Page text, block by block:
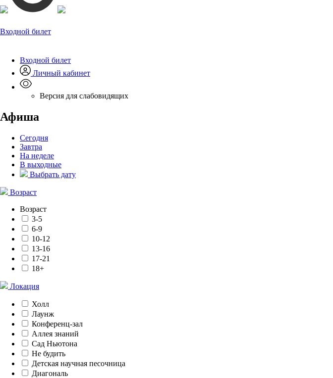
Входной билет
Входной билет
Личный кабинет
Версия для слабовидящих
Афиша
Сегодня
Завтра
На неделе
В выходные
Выбрать дату
Возраст
Возраст
3-5
6-9
10-12
13-16
17-21
18+
Локация
Холл
Лаунж
Конференц-зал
Аллея знаний
Сад Ньютона
Не будить
Детская научная песочница
Диагональ